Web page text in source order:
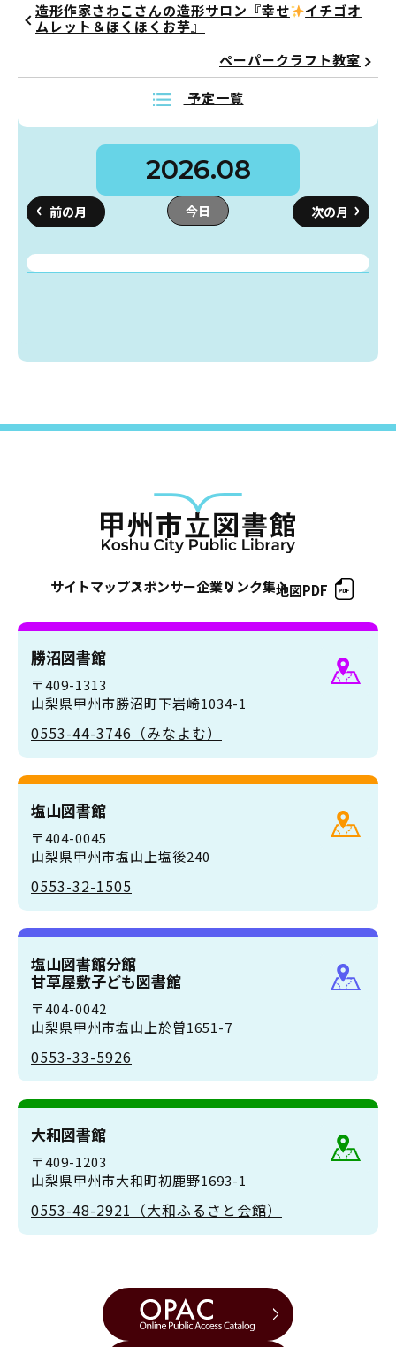
今日
2026.08
造形作家さわこさんの造形サロン『幸せ
イチゴオ
ムレット＆ほくほくお芋』
ペーパークラフト教室
予定一覧
サイトマップスポンサー企業リンク集地図PDF
勝沼図書館
〒409-1313
山梨県甲州市勝沼町下岩崎1034-1
0553-44-3746（みなよむ）
塩山図書館
〒404-0045
山梨県甲州市塩山上塩後240
0553-32-1505
塩山図書館分館
甘草屋敷子ども図書館
〒404-0042
山梨県甲州市塩山上於曽1651-7
0553-33-5926
大和図書館
〒409-1203
山梨県甲州市大和町初鹿野1693-1
0553-48-2921（大和ふるさと会館）
図書館
としょかん
のおしごと
おはなし 会
かい